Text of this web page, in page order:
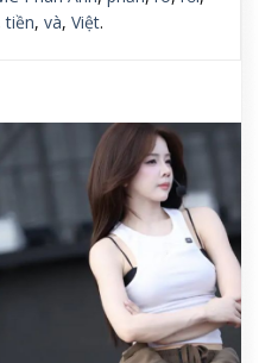
tiền, và, Việt.